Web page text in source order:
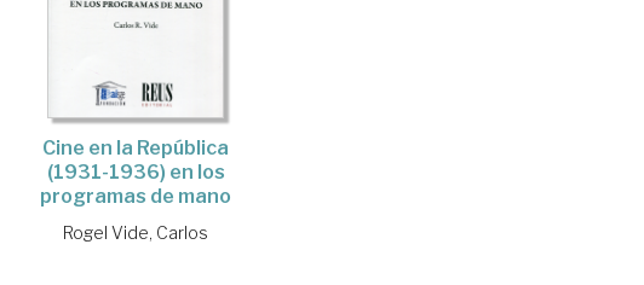
Cine en la República
(1931-1936) en los
programas de mano
Rogel Vide, Carlos